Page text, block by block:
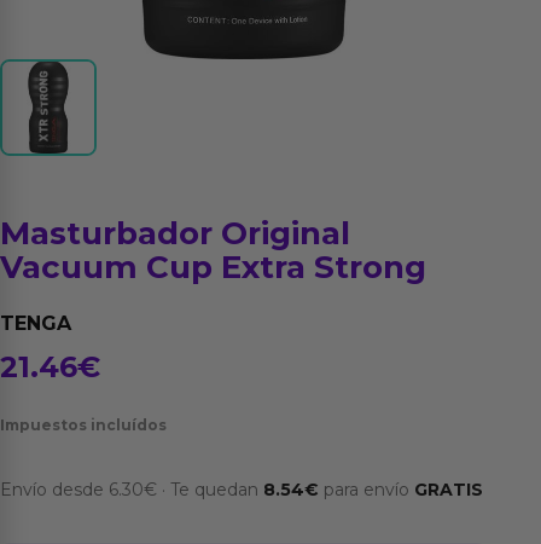
Masturbador Original
Vacuum Cup Extra Strong
TENGA
21.46€
Impuestos incluídos
Envío desde 6.30€ · Te quedan 8.54€ para envío GRATIS